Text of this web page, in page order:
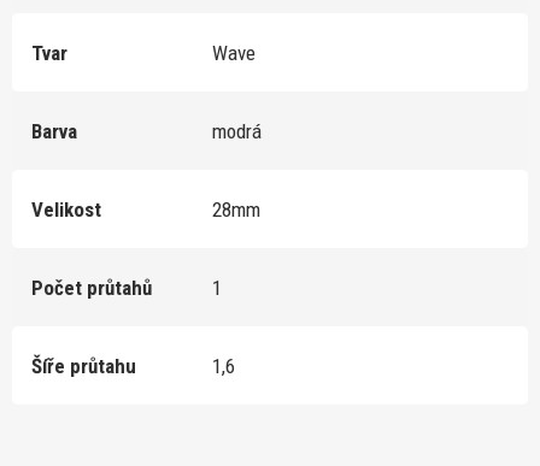
Tvar Wave
Barva modrá
Velikost 28mm
Počet průtahů 1
Šíře průtahu 1,6